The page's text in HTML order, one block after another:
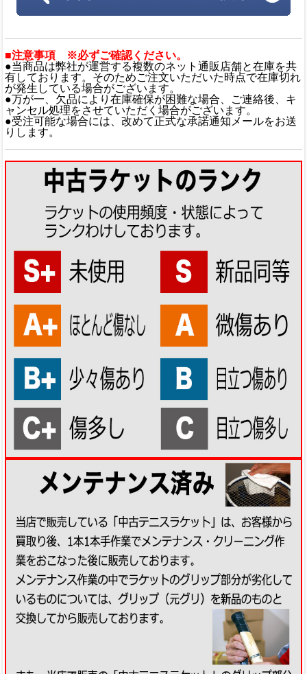
■注意事項 ※必ずご確認ください。
●当商品は弊社が運営する複数のネット通販店舗と在庫を共
有しております。そのためご注文いただいた時点で在庫切れ
が発生している場合がございます。
●万が一、欠品により在庫確保が困難な場合、ご連絡後、キ
ャンセル処理をさせていただく場合がございます。
●受注可能な場合には、改めて正式な承諾通知メールをお送
りします。